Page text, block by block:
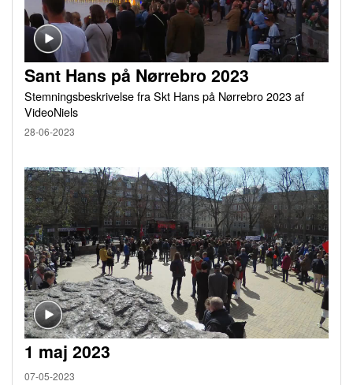
Sant Hans på Nørrebro 2023
Stemningsbeskrivelse fra Skt Hans på Nørrebro 2023 af
VideoNiels
28-06-2023
1 maj 2023
07-05-2023